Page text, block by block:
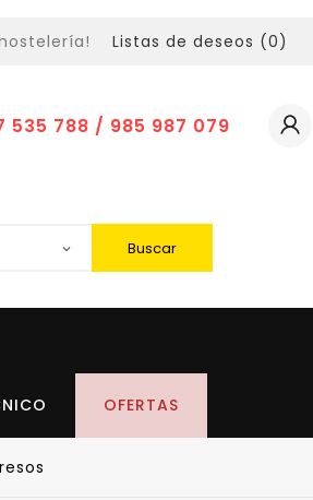
Listas de deseos (0)
535 788 / 985 987 079
Buscar
OFERTAS